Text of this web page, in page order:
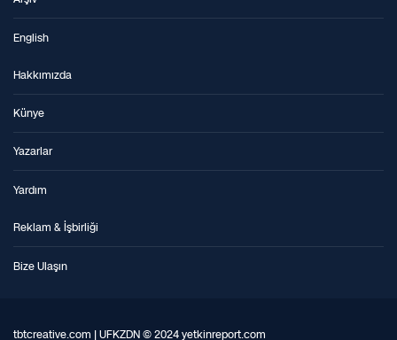
English
Hakkımızda
Künye
Yazarlar
Yardım
Reklam & İşbirliği
Bize Ulaşın
tbtcreative.com | UFKZDN © 2024 yetkinreport.com